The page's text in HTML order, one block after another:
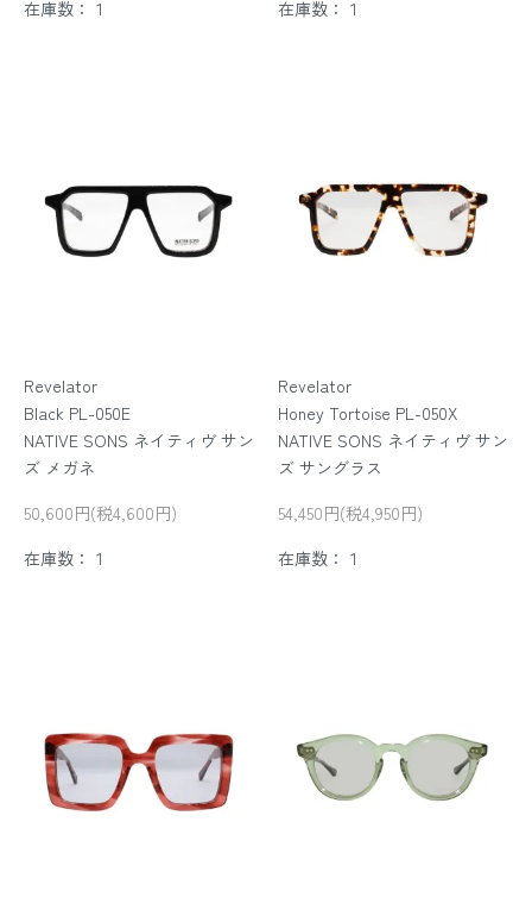
在庫数：１ 在庫数：１
Revelator
Black PL-050E
NATIVE SONS ネイティヴ サン
ズ メガネ
50,600円(税4,600円)
在庫数：１
Revelator
Honey Tortoise PL-050X
NATIVE SONS ネイティヴ サン
ズ サングラス
54,450円(税4,950円)
在庫数：１